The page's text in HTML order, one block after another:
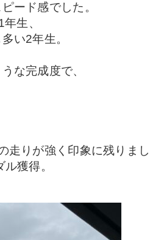
ード感でした。
生、
い2年生。
な完成度で、
走りが強く印象に残りまし
獲得。